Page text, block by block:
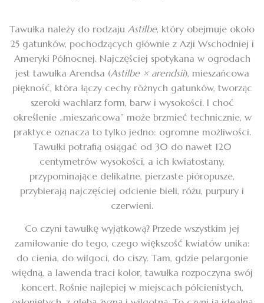
Tawułka należy do rodzaju Astilbe, który obejmuje około
25 gatunków, pochodzących głównie z Azji Wschodniej i
Ameryki Północnej. Najczęściej spotykana w ogrodach
jest tawułka Arendsa (Astilbe × arendsii), mieszańcowa
piękność, która łączy cechy różnych gatunków, tworząc
szeroki wachlarz form, barw i wysokości. I choć
określenie „mieszańcowa” może brzmieć technicznie, w
praktyce oznacza to tylko jedno: ogromne możliwości.
Tawułki potrafią osiągać od 30 do nawet 120
centymetrów wysokości, a ich kwiatostany,
przypominające delikatne, pierzaste pióropusze,
przybierają najczęściej odcienie bieli, różu, purpury i
czerwieni.
Co czyni tawułkę wyjątkową? Przede wszystkim jej
zamiłowanie do tego, czego większość kwiatów unika:
do cienia, do wilgoci, do ciszy. Tam, gdzie pelargonie
więdną, a lawenda traci kolor, tawułka rozpoczyna swój
koncert. Rośnie najlepiej w miejscach półcienistych,